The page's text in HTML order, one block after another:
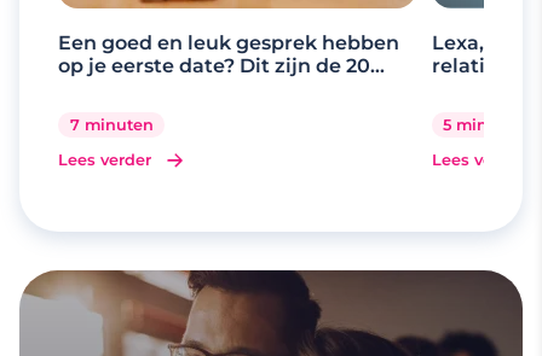
Een goed en leuk gesprek hebben
op je eerste date? Dit zijn de 20
7 minuten
Lees verder
Lexa, de
relaties
5 minuten
Lees verder